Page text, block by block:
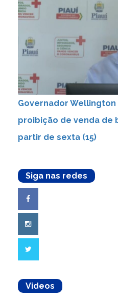
Governador Wellington
proibição de venda de
partir de sexta (15)
Siga nas redes
Videos